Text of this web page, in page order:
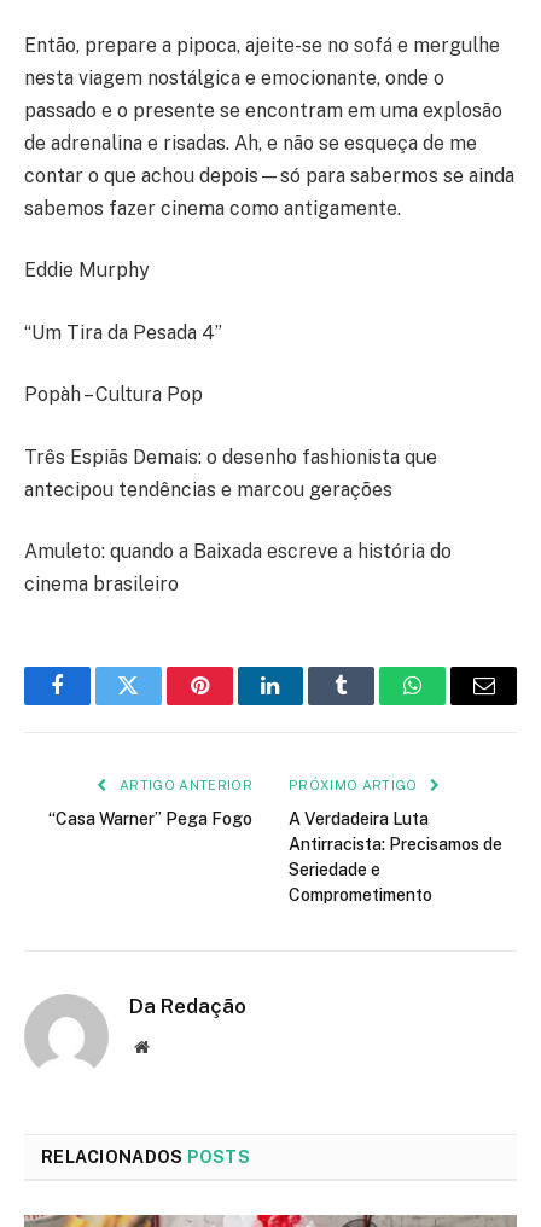
Então, prepare a pipoca, ajeite-se no sofá e mergulhe
nesta viagem nostálgica e emocionante, onde o
passado e o presente se encontram em uma explosão
de adrenalina e risadas. Ah, e não se esqueça de me
contar o que achou depois—só para sabermos se ainda
sabemos fazer cinema como antigamente.
Eddie Murphy
“Um Tira da Pesada 4”
Popàh – Cultura Pop
Três Espiãs Demais: o desenho fashionista que
antecipou tendências e marcou gerações
Amuleto: quando a Baixada escreve a história do
cinema brasileiro
FacebookTwitter PinterestLinkedInTumblr WhatsApp
E-
ARTIGO ANTERIOR
“Casa Warner” Pega Fogo
PRÓXIMO ARTIGO
A Verdadeira Luta
Antirracista: Precisamos de
Seriedade e
Comprometimento
Da Redação
Site
RELACIONADOS POSTS